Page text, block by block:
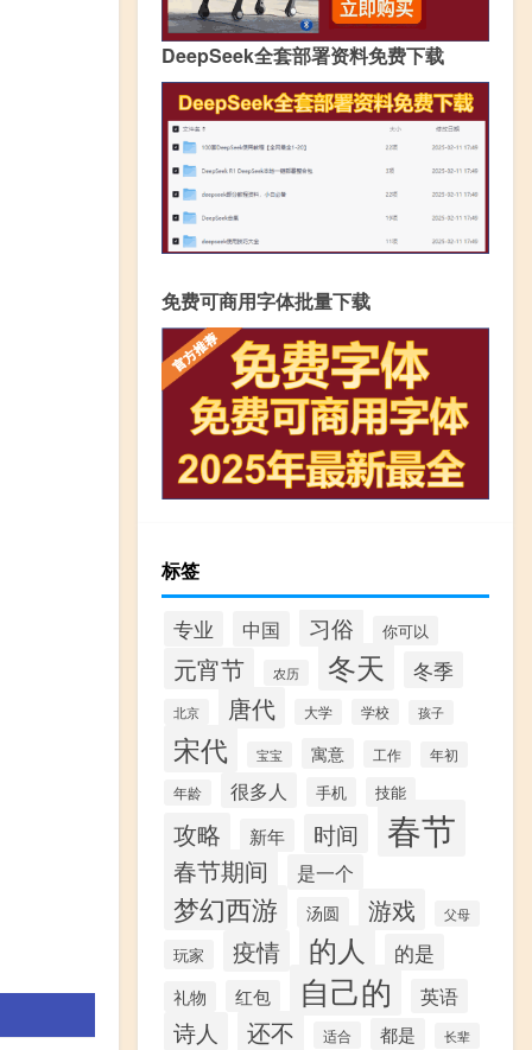
DeepSeek全套部署资料免费下载
免费可商用字体批量下载
标签
专业 中国 习俗 你可以
元宵节 农历 冬天 冬季
北京 唐代 大学 学校 孩子
宋代 宝宝 寓意 工作
年初
年龄
很多人 手机 技能
攻略 新年 时间 春节
春节期间 是一个
梦幻西游 汤圆 游戏 父母
玩家 疫情 的人 的是
礼物 红包 自己的 英语
诗人 还不 适合 都是 长辈